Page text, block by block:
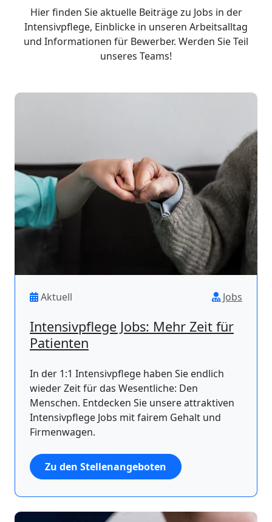
Hier finden Sie aktuelle Beiträge zu Jobs in der
Intensivpflege, Einblicke in unseren Arbeitsalltag
und Informationen für Bewerber. Werden Sie Teil
unseres Teams!
Aktuell Jobs
Intensivpflege Jobs: Mehr Zeit für
Patienten
In der 1:1 Intensivpflege haben Sie endlich
wieder Zeit für das Wesentliche: Den
Menschen. Entdecken Sie unsere attraktiven
Intensivpflege Jobs mit fairem Gehalt und
Firmenwagen.
Zu den Stellenangeboten